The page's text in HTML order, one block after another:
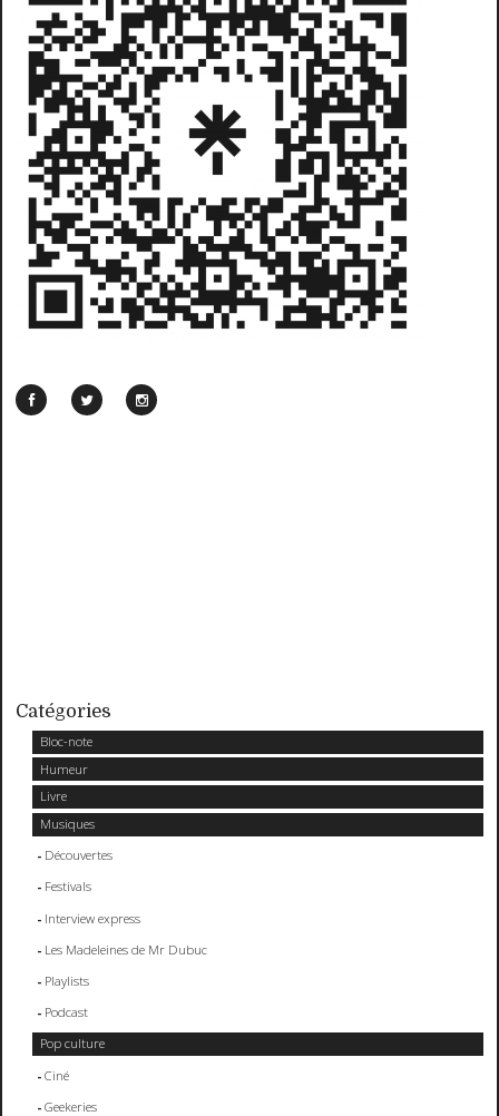
Catégories
Bloc-note
Humeur
Livre
Musiques
Découvertes
Festivals
Interview express
Les Madeleines de Mr Dubuc
Playlists
Podcast
Pop culture
Ciné
Geekeries